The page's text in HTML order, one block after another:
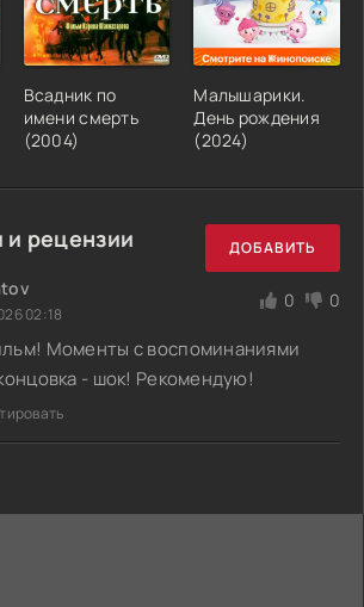
Всадник по
имени смерть
(2004)
Малышарики.
День рождения
(2024)
рецензии ДОБАВИТЬ
02:18
0 0
Моменты с воспоминаниями
- шок! Рекомендую!